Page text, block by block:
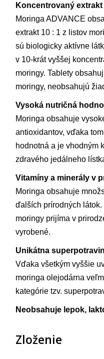
Koncentrovaný
Moringa ADVANCE
extrakt 10 : 1 z listov
sú biologicky aktívne
v 10-krát vyššej
moringy. Tablety
moringy, neobsahujú
Vysoká nutričná
Moringa obsahuje
antioxidantov, vďaka
hodnotná a je vhodným
zdravého jedálneho
Vitamíny a minerály v
Moringa obsahuje
ďalších prírodných
moringy prijíma v
vyrobené.
Unikátna
Vďaka všetkým vyššie
moringa olejodárna
kategórie tzv.
Neobsahuje lepok,
Zloženie